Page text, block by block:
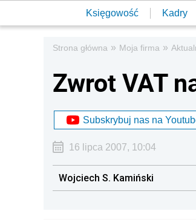
Księgowość Kadry
Strona główna » Moja firma »
Zwrot VAT
Subskrybuj nas na
16 lipca 2007, 10:04
Wojciech S. Kamiński